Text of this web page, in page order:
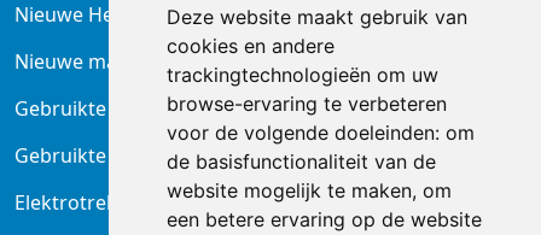
Deze website maakt gebruik van
cookies en andere
trackingtechnologieën om uw
browse-ervaring te verbeteren
voor de volgende doeleinden: om
de basisfunctionaliteit van de
website mogelijk te maken, om
een betere ervaring op de website
Nieuwe Heftrucks
Nieuwe magazijntrucks
Gebruikte heftrucks
Gebruikte magazijnheftrucks
Elektrotrekkers